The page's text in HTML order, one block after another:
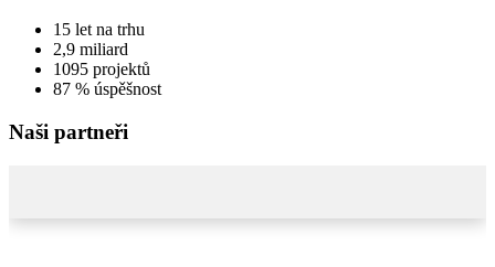
15 let na trhu
2,9 miliard
1095 projektů
87 % úspěšnost
Naši partneři